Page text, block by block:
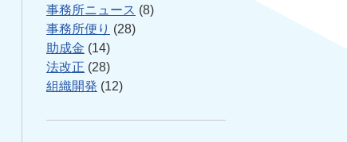
事務所ニュース (8)
事務所便り (28)
助成金 (14)
法改正 (28)
組織開発 (12)